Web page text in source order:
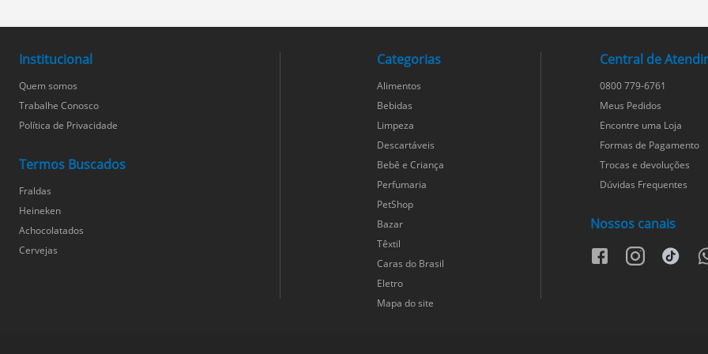
Institucional
Quem somos
Trabalhe Conosco
Política de Privacidade
Termos Buscados
Fraldas
Heineken
Achocolatados
Cervejas
Categorias
Alimentos
Bebidas
Limpeza
Descartáveis
Bebê e Criança
Perfumaria
PetShop
Bazar
Têxtil
Caras do Brasil
Eletro
Mapa do site
Central de
0800 779-6761
Meus Pedidos
Encontre uma Loja
Formas de Pagamento
Trocas e devoluções
Dúvidas Frequentes
Nossos canais
facebookinstagramtiktok